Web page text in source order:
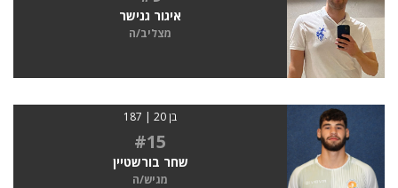
איגור גנישר
מצליב/ה
בן 20 | 187
#15
שחר בורשטיין
מגיש/ה